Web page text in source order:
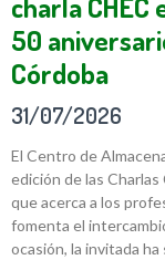
50
Córdoba
31/07/2026
El Centro de
edición de las
que acerca a los
fomenta el
ocasión, la invitada